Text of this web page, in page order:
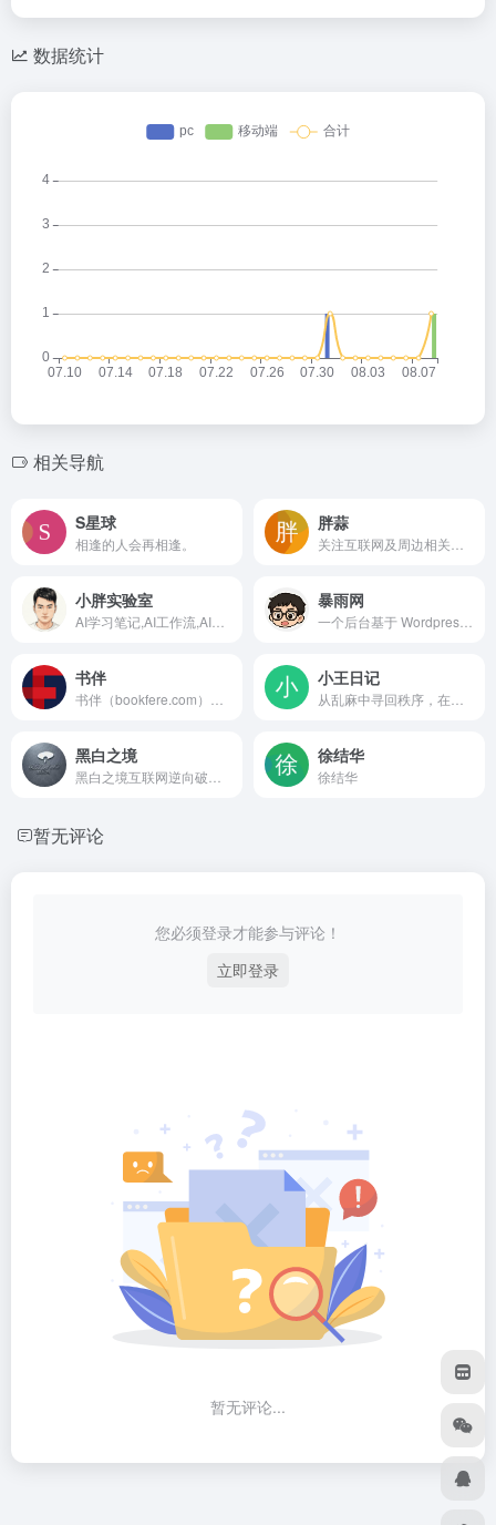
数据统计
相关导航
S星球
相逢的人会再相逢。
胖蒜
小胖实验室 暴雨网
书伴 小王日记
黑白之境 徐结华
徐结华
暂无评论
您必须登录才能参与评论！
立即登录
暂无评论...